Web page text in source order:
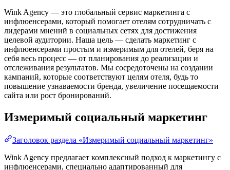
Wink Agency — это глобальный сервис маркетинга с
инфлюенсерами, который помогает отелям сотрудничать с
лидерами мнений в социальных сетях для достижения
целевой аудитории. Наша цель — сделать маркетинг с
инфлюенсерами простым и измеримым для отелей, беря на
себя весь процесс — от планирования до реализации и
отслеживания результатов. Мы сосредоточены на создании
кампаний, которые соответствуют целям отеля, будь то
повышение узнаваемости бренда, увеличение посещаемости
сайта или рост бронирований.
Измеримый социальный маркетинг
Заголовок раздела «Измеримый социальный маркетинг»
Wink Agency предлагает комплексный подход к маркетингу с
инфлюенсерами, специально адаптированный для